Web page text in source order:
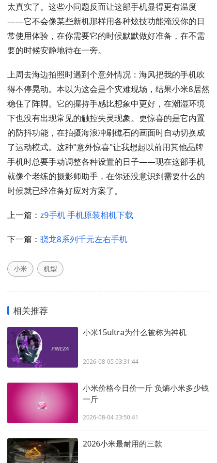
太真实了。这些小问题反而让这部手机显得更有温度
——它不会像某些新机那样用各种炫技功能淹没你的日
常使用体验，在你需要它的时候默默做好准备，在不需
要的时候安静地待在一旁。
上周去海边拍照时遇到个意外情况：海风把我的手机吹
得不停晃动。本以为这会是个灾难现场，结果小米8居然
稳住了阵脚。它的握持手感比想象中更好，在潮湿环境
下也没有出现常见的触控失灵现象。更惊喜的是它内置
的防抖功能，在拍摄海浪冲刷礁石的画面时自动切换成
了运动模式。这种"意外惊喜"让我想起以前用其他品牌
手机时总要手动调整各种设置的日子——现在这部手机
就像个老练的摄影师助手，在你还没意识到需要什么的
时候就已经准备好应对方案了。
上一篇： z9手机 手机原装相机下载
下一篇： 骁龙8系列千元左右手机
小米 机型
相关推荐
小米15ultra为什么被称为神机
2026-08-05 03:31:44
小米价格今日价一斤 负熵小米多少钱
一斤
2026-08-04 23:50:41
2026小米最耐用的三款